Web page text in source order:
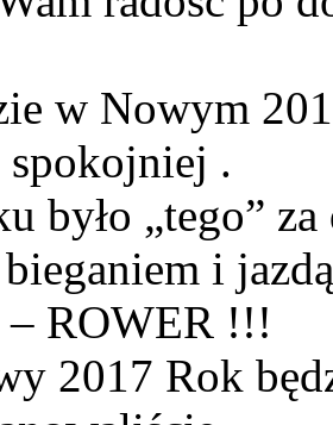
w Nowym
spokojniej .
było „tego”
i
ROWER !!!
2017 Rok